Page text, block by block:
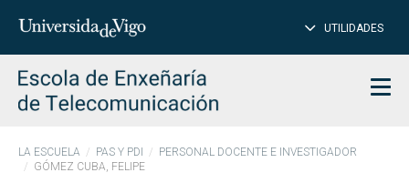
Introduce
para
buscar
UTILIDADES
LA ESCUELA PAS Y PDI
PERSONAL DOCENTE E INVESTIGADOR
GÓMEZ CUBA, FELIPE